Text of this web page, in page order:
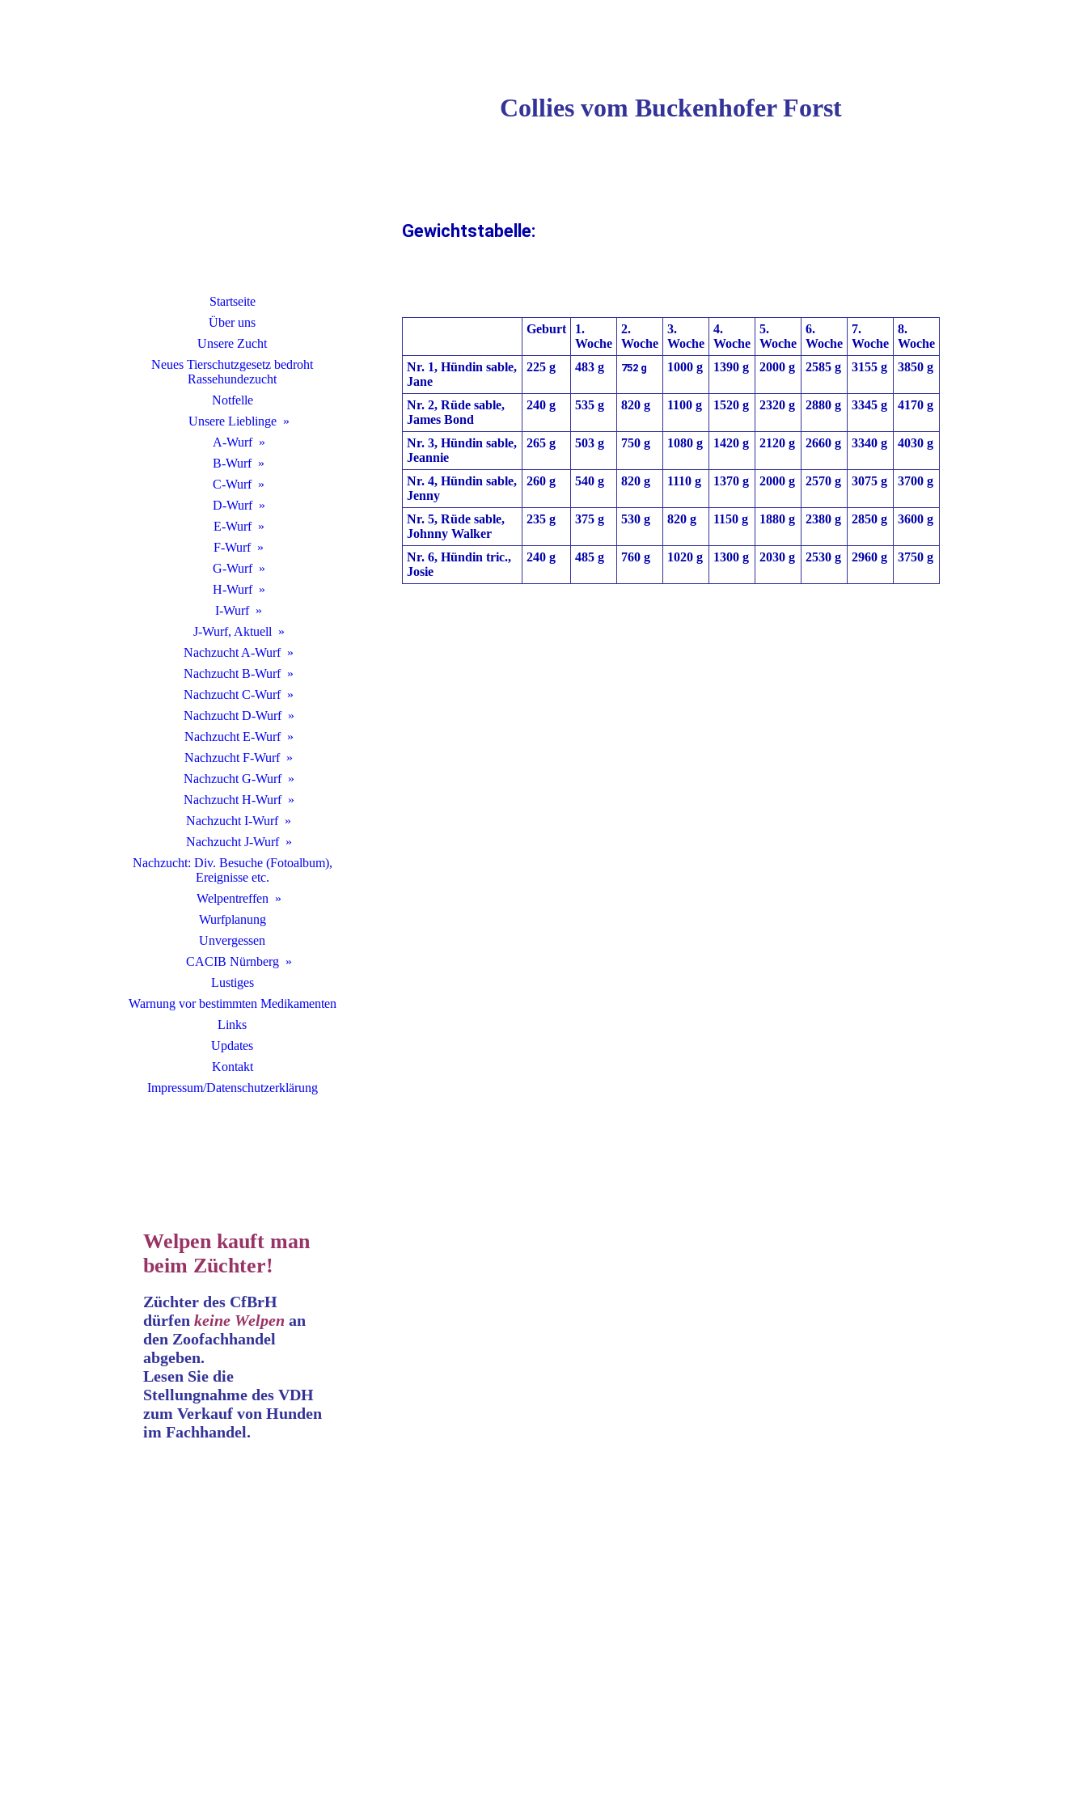
Startseite
Über uns
Unsere Zucht
Neues Tierschutzgesetz bedroht
Rassehundezucht
Notfelle
Unsere Lieblinge
A-Wurf
B-Wurf
C-Wurf
D-Wurf
E-Wurf
F-Wurf
G-Wurf
H-Wurf
I-Wurf
J-Wurf, Aktuell
Nachzucht A-Wurf
Nachzucht B-Wurf
Nachzucht C-Wurf
Nachzucht D-Wurf
Nachzucht E-Wurf
Nachzucht F-Wurf
Nachzucht G-Wurf
Nachzucht H-Wurf
Nachzucht I-Wurf
Nachzucht J-Wurf
Nachzucht: Div. Besuche (Fotoalbum),
Ereignisse etc.
Welpentreffen
Wurfplanung
Unvergessen
CACIB Nürnberg
Lustiges
Warnung vor bestimmten Medikamenten
Links
Updates
Kontakt
Impressum/Datenschutzerklärung
Collies vom Buckenhofer Forst
Gewichtstabelle:
Geburt
1.
Woche
2.
Woche
3.
Woche
4.
Woche
5.
Woche
6.
Woche
7.
Woche
8.
Woche
Nr. 1, Hündin sable,
Jane
225 g 483 g 752 g 1000 g 1390 g 2000 g 2585 g 3155 g 3850 g
Nr. 2, Rüde sable,
James Bond
240 g 535 g 820 g 1100 g 1520 g 2320 g 2880 g 3345 g 4170 g
Nr. 3, Hündin sable,
Jeannie
265 g 503 g 750 g 1080 g 1420 g 2120 g 2660 g 3340 g 4030 g
Nr. 4, Hündin sable,
Jenny
260 g 540 g 820 g 1110 g 1370 g 2000 g 2570 g 3075 g 3700 g
Nr. 5, Rüde sable,
Johnny Walker
235 g 375 g 530 g 820 g 1150 g 1880 g 2380 g 2850 g 3600 g
Nr. 6, Hündin tric.,
Josie
240 g 485 g 760 g 1020 g 1300 g 2030 g 2530 g 2960 g 3750 g
Welpen kauft man
beim Züchter!
Züchter des CfBrH
dürfen keine Welpen an
den Zoofachhandel
abgeben.
Lesen Sie die
Stellungnahme des VDH
zum Verkauf von Hunden
im Fachhandel.